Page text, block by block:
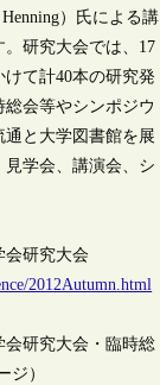
）氏による講
研究大会では、17
けて計40本の研究発
会等やシンポジウ
通と大学図書館を展
学会、講演会、シ
会研究大会
2012Autumn.html
会研究大会・臨時総
ジ）